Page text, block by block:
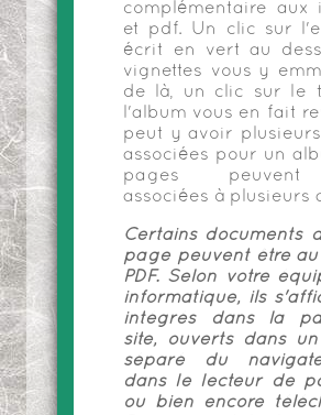
complémentaire aux
et pdf. Un clic sur
écrit en vert au
vignettes vous y
de là, un clic sur le
l'album vous en fait
peut y avoir
associées pour un
pages
associées à plusieurs
Certains documents
page peuvent être
PDF. Selon votre
informatique, ils
intégrés dans la
site, ouverts dans
séparé du
dans le lecteur de
ou bien encore